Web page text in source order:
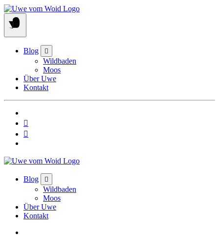
Skip
to
content
Blog
Wildbaden
Moos
Über Uwe
Kontakt
Blog
Wildbaden
Moos
Über Uwe
Kontakt